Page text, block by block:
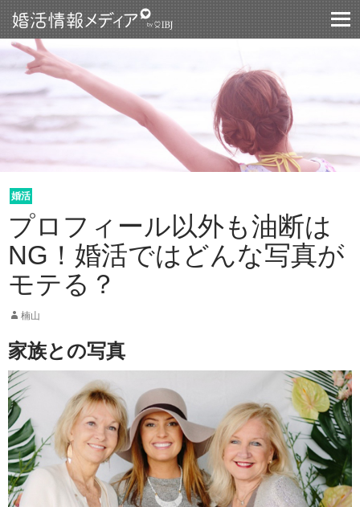
コンテントスキップ
婚活
プロフィール以外も油断は
NG！婚活ではどんな写真が
モテる？
楠山
家族との写真